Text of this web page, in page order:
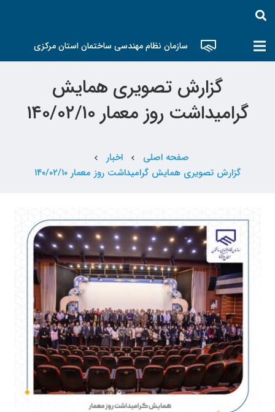
سازمان نظام مهندسی ساختمان استان مرکزی
گزارش تصویری همایش
گرامیداشت روز معمار ۱۴۰/۰۲/۱۰
صفحه اصلی chevron_left اخبار chevron_left
گزارش تصویری همایش گرامیداشت روز معمار ۱۴۰/۰۲/۱۰